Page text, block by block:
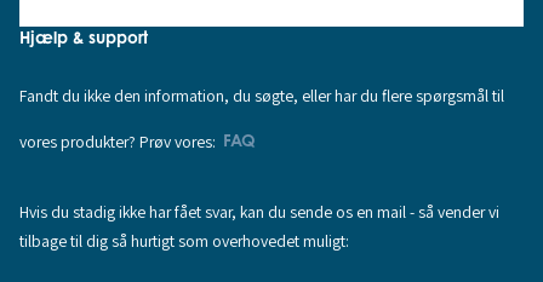
Hjælp & support
Fandt du ikke den information, du søgte, eller har du flere spørgsmål til
vores produkter? Prøv vores: FAQ
Hvis du stadig ikke har fået svar, kan du sende os en mail - så vender vi
tilbage til dig så hurtigt som overhovedet muligt: